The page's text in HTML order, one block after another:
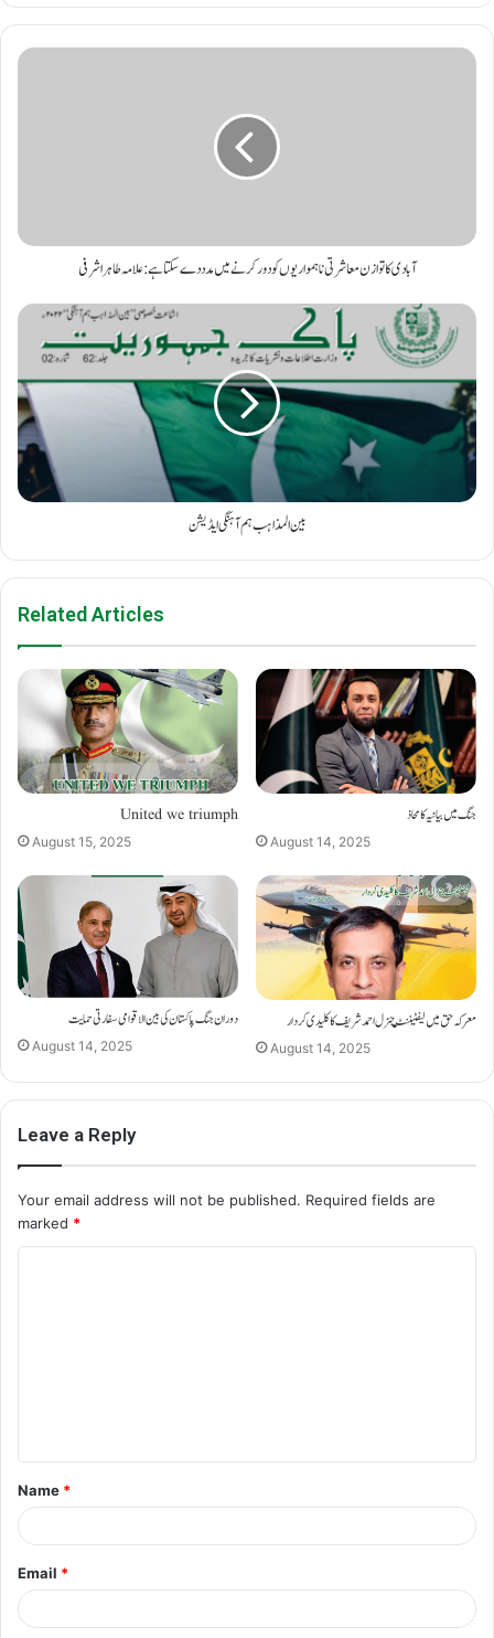
آبادی کا توازن معاشرتی ناہمواریوں کو دور کرنے میں مدد دے سکتا ہے: علامہ طاہر اشرفی
بین المذاہب ہم آہنگی ایڈیشن
Related Articles
United we triumph
August 15, 2025
جنگ میں بیانیہ کا محاذ
August 14, 2025
دوران جنگ پاکستان کی بین الاقوامی سفارتی حمایت
August 14, 2025
معرکہ حق میں لیفٹینٹ جنرل احمد شریف کا کلیدی کردار
August 14, 2025
Leave a Reply
Your email address will not be published. Required fields are
marked *
t
*
Name *
Email *